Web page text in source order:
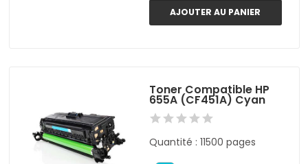
AJOUTER AU PANIER
Toner Compatible HP
655A (CF451A) Cyan
Quantité : 11500 pages